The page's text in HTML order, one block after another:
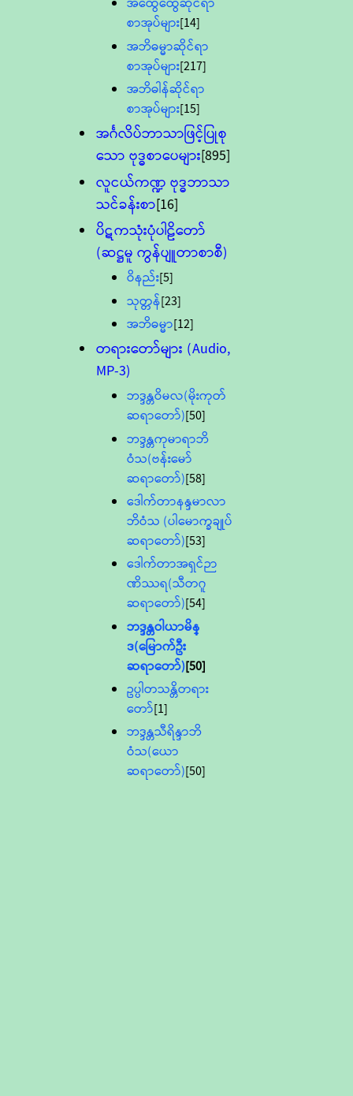
စာအုပ်များ[14]
အဘိဓမ္မာဆိုင်ရာ
စာအုပ်များ[217]
အဘိဓါန်ဆိုင်ရာ
စာအုပ်များ[15]
အင်္ဂလိပ်ဘာသာဖြင့်ပြုစု
သော ဗုဒ္ဓစာပေများ[895]
လူငယ်ကဏ္ဍ ဗုဒ္ဓဘာသာ
သင်ခန်းစာ[16]
ပိဋကသုံးပုံပါဠိတော်
(ဆဋ္ဌမူ ကွန်ပျူတာစာစီ)
ဝိနည်း[5]
သုတ္တန်[23]
အဘိဓမ္မာ[12]
တရားတော်များ (Audio,
MP-3)
ဘဒ္ဒန္တဝိမလ(မိုးကုတ်
ဆရာတော်)[50]
ဘဒ္ဒန္တကုမာရာဘိ
ဝံသ(ဗန်းမော်
ဆရာတော်)[58]
ဒေါက်တာနန္ဒမာလာ
ဘိဝံသ (ပါမောက္ခချုပ်
ဆရာတော်)[53]
ဒေါက်တာအရှင်ဉာ
ဏိဿရ(သီတဂူ
ဆရာတော်)[54]
ဘဒ္ဒန္တဝါယာမိန္
ဒ(မြောက်ဦး
ဆရာတော်)[50]
ဥပ္ပါတသန္တိတရား
တော်[1]
ဘဒ္ဒန္တသီရိန္ဒာဘိ
ဝံသ(ယော
ဆရာတော်)[50]